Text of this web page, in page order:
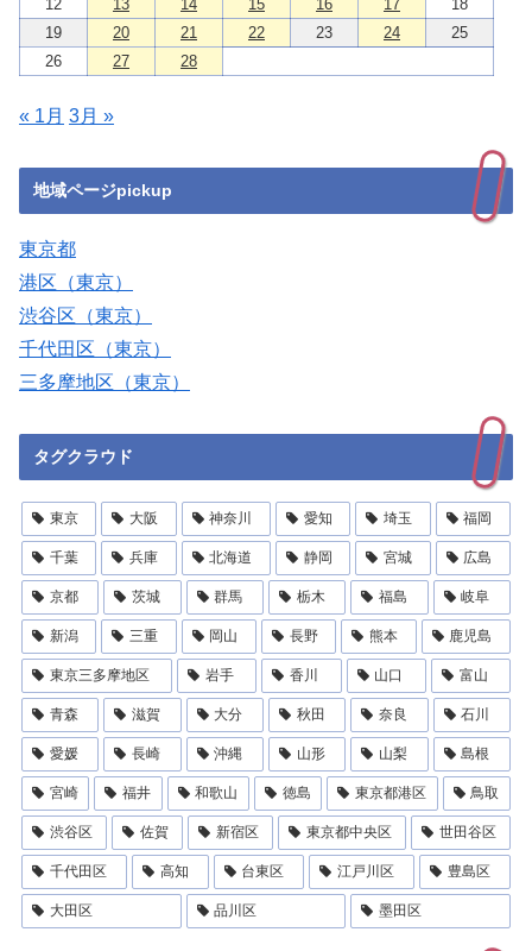
12
13 14 15 16 17
18
19
20 21 22 23 24
25
26
27 28
« 1月 3月 »
地域ページpickup
東京都
港区（東京）
渋谷区（東京）
千代田区（東京）
三多摩地区（東京）
タグクラウド
東京 大阪 神奈川 愛知 埼玉 福岡
千葉 兵庫 北海道 静岡 宮城 広島
京都 茨城 群馬 栃木 福島 岐阜
新潟 三重 岡山 長野 熊本 鹿児島
東京三多摩地区 岩手 香川 山口 富山
青森 滋賀 大分 秋田 奈良 石川
愛媛 長崎 沖縄 山形 山梨 島根
宮崎 福井 和歌山 徳島 東京都港区 鳥取
渋谷区 佐賀 新宿区 東京都中央区 世田谷区
千代田区 高知 台東区 江戸川区 豊島区
大田区 品川区 墨田区